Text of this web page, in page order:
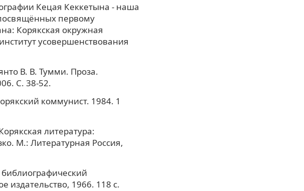
Кецая Кеккетына - наша
первому
Корякская окружная
усовершенствования
В. В. Тумми. Проза.
С. 38-52.
коммунист. 1984. 1
литература:
М.: Литературная Россия,
издательство, 1966. 118 с.